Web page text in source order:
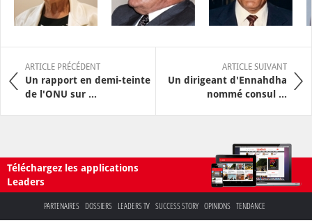
ARTICLE PRÉCÉDENT
Un rapport en demi-teinte
de l'ONU sur ...
ARTICLE SUIVANT
Un dirigeant d'Ennahdha
nommé consul ...
Téléchargez les applications
Leaders
PARTENAIRES DOSSIERS LEADERS TV SUCCESS STORY OPINIONS TENDANCE